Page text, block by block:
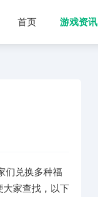
首页 游戏资讯
们兑换多种福
大家查找，以下